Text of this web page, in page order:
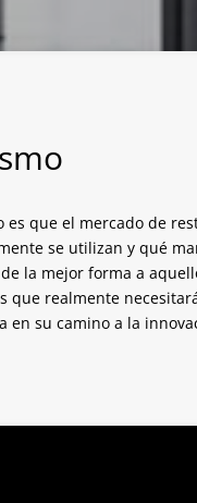
que el mercado de
se utilizan y qué
la mejor forma a
que realmente
su camino a la